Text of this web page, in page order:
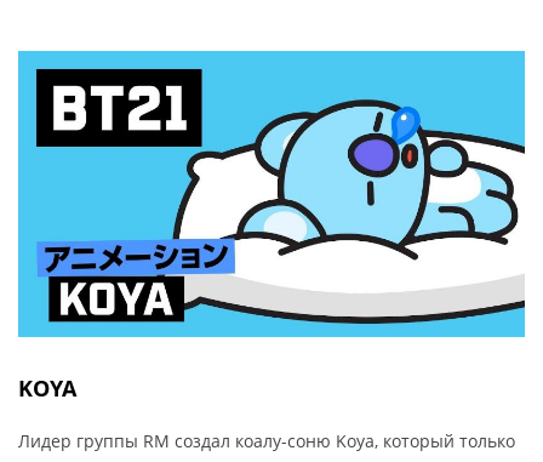
KOYA
Лидер группы RM создал коалу-соню Koya, который только